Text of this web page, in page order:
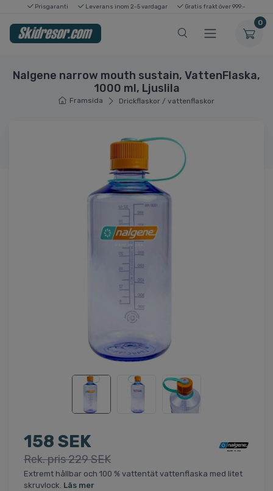
Prisgaranti Leverans inom 2-5 vardagar Gratis frakt över 999:-
0
Nalgene narrow mouth sustain, VattenFlaska,
1000 ml, Ljuslila
Framsida Drickflaskor / vattenflaskor
158 SEK
Rek. pris 229 SEK
Extremt hållbar och 100 % vattentät vattenflaska med litet
skruvlock. Läs mer